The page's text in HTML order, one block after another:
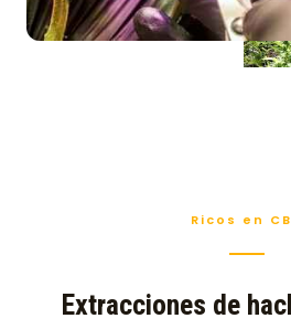
Ricos en
Extracciones de